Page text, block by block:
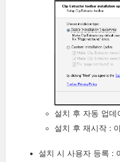
설치 후 자동 업
설치 후 재시작 :
설치 시 사용자 등록 :